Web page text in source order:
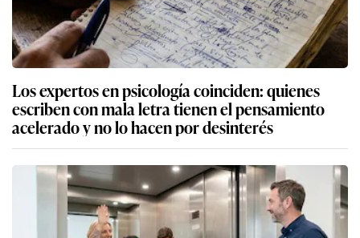
Los expertos en psicología coinciden: quienes
escriben con mala letra tienen el pensamiento
acelerado y no lo hacen por desinterés